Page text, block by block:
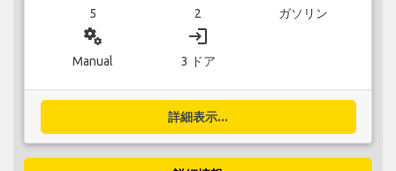
5 2 ガソリン
miscellaneous_services
Manual
login
3 ドア
詳細表示...